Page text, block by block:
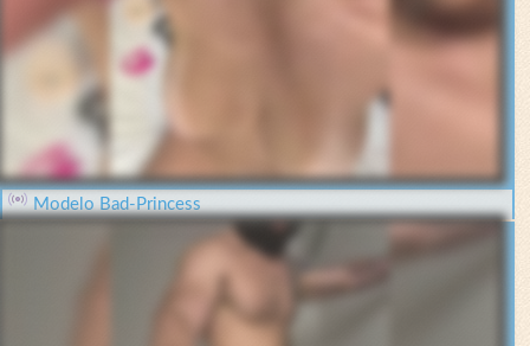
Modelo Bad-Princess